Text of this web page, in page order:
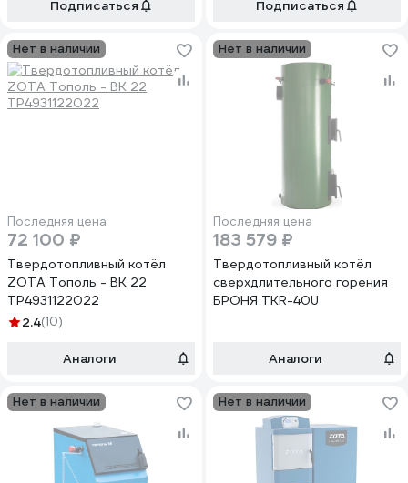
Подписаться Подписаться
Нет в наличии
Последняя цена
72 100 ₽
Твердотопливный котёл
ZOTA Тополь - ВК 22
TP4931122022
2.4(10)
Аналоги
Нет в наличии
Последняя цена
183 579 ₽
Твердотопливный котёл
сверхдлительного горения
БРОНЯ TKR-40U
Аналоги
Нет в наличии Нет в наличии